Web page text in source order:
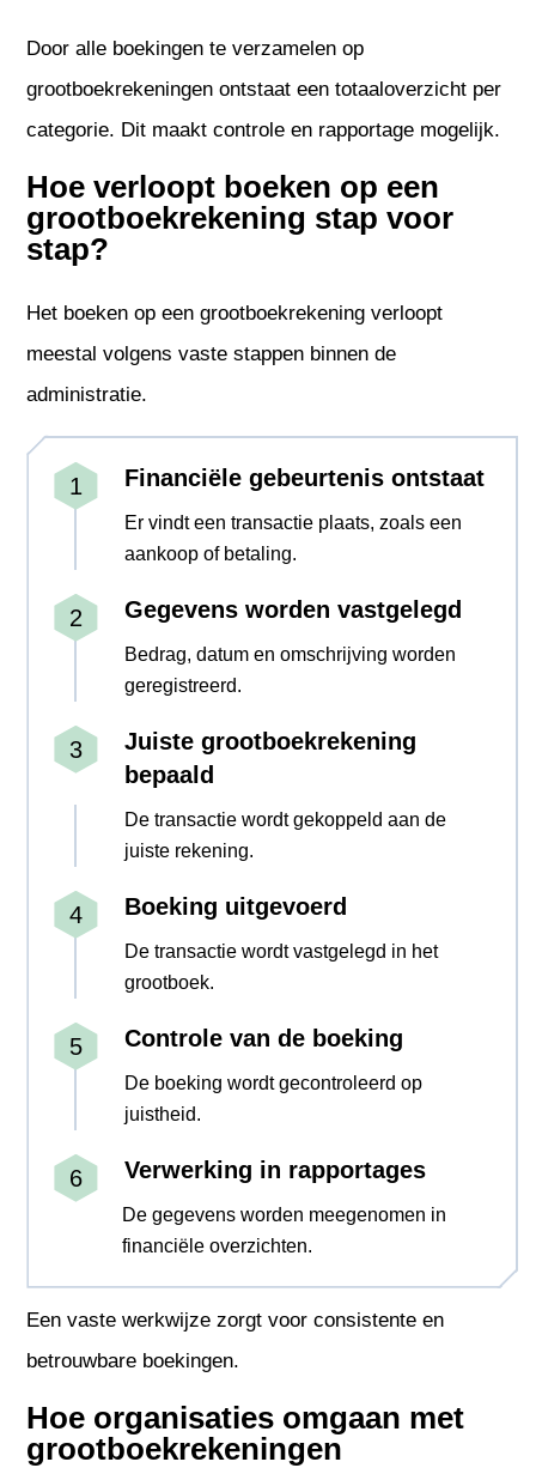
Door alle boekingen te verzamelen op
grootboekrekeningen ontstaat een totaaloverzicht per
categorie. Dit maakt controle en rapportage mogelijk.
Hoe verloopt boeken op een
grootboekrekening stap voor
stap?
Het boeken op een grootboekrekening verloopt
meestal volgens vaste stappen binnen de
administratie.
Financiële gebeurtenis ontstaat
Er vindt een transactie plaats, zoals een
aankoop of betaling.
Gegevens worden vastgelegd
Bedrag, datum en omschrijving worden
geregistreerd.
Juiste grootboekrekening
bepaald
De transactie wordt gekoppeld aan de
juiste rekening.
Boeking uitgevoerd
De transactie wordt vastgelegd in het
grootboek.
Controle van de boeking
De boeking wordt gecontroleerd op
juistheid.
Verwerking in rapportages
De gegevens worden meegenomen in
financiële overzichten.
Een vaste werkwijze zorgt voor consistente en
betrouwbare boekingen.
Hoe organisaties omgaan met
grootboekrekeningen